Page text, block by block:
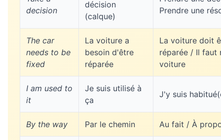
decision
décision
(calque)
Prendre une
The car
needs to be
fixed
La voiture a
besoin d'être
réparée
La voiture doit
réparée / Il faut
voiture
I am used to
it
Je suis utilisé à
ça
J'y suis
By the way Par le chemin Au fait / À